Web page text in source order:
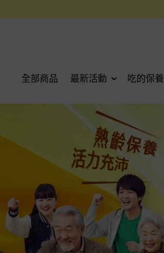
全部商品 最新活動 吃的保養